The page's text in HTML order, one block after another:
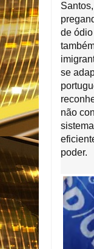
de
se
não
poder.